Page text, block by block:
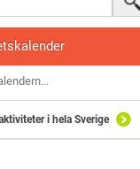
i hela Sverige